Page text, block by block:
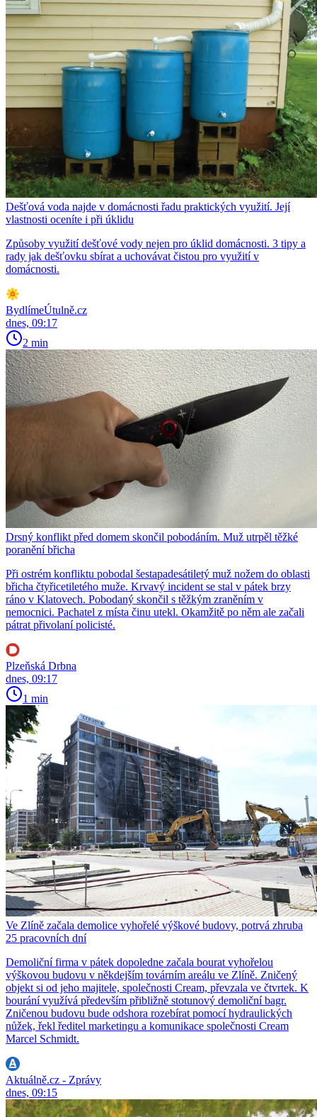
Dešťová voda najde v domácnosti řadu praktických využití. Její
vlastnosti oceníte i při úklidu
Způsoby využití dešťové vody nejen pro úklid domácnosti. 3 tipy a
rady jak dešťovku sbírat a uchovávat čistou pro využití v
domácnosti.
BydlímeÚtulně.cz
dnes, 09:17
2 min
Drsný konflikt před domem skončil pobodáním. Muž utrpěl těžké
poranění břicha
Při ostrém konfliktu pobodal šestapadesátiletý muž nožem do oblasti
břicha čtyřicetiletého muže. Krvavý incident se stal v pátek brzy
ráno v Klatovech. Pobodaný skončil s těžkým zraněním v
nemocnici. Pachatel z místa činu utekl. Okamžitě po něm ale začali
pátrat přivolaní policisté.
Plzeňská Drbna
dnes, 09:17
1 min
Ve Zlíně začala demolice vyhořelé výškové budovy, potrvá zhruba
25 pracovních dní
Demoliční firma v pátek dopoledne začala bourat vyhořelou
výškovou budovu v někdejším továrním areálu ve Zlíně. Zničený
objekt si od jeho majitele, společnosti Cream, převzala ve čtvrtek. K
bourání využívá především přibližně stotunový demoliční bagr.
Zničenou budovu bude odshora rozebírat pomocí hydraulických
nůžek, řekl ředitel marketingu a komunikace společnosti Cream
Marcel Schmidt.
Aktuálně.cz - Zprávy
dnes, 09:15